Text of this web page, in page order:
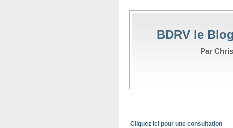
BDRV le
Par
Cliquez ici pour une consultation